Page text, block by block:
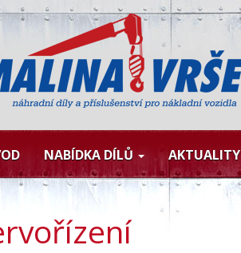
NABÍDKA DÍLŮ AKTUALITY